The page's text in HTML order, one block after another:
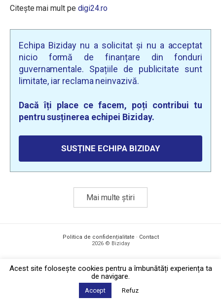
Citește mai mult pe digi24.ro
Echipa Biziday nu a solicitat și nu a acceptat
nicio formă de finanțare din fonduri
guvernamentale. Spațiile de publicitate sunt
limitate, iar reclama neinvazivă.
Dacă îți place ce facem, poți contribui tu
pentru susținerea echipei Biziday.
SUSȚINE ECHIPA BIZIDAY
Mai multe știri
Politica de confidențialitate · Contact
2026 © Biziday
Acest site foloseşte cookies pentru a îmbunătăți experiența ta
de navigare.
Accept Refuz